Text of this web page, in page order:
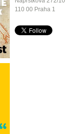
110 00 Praha 1